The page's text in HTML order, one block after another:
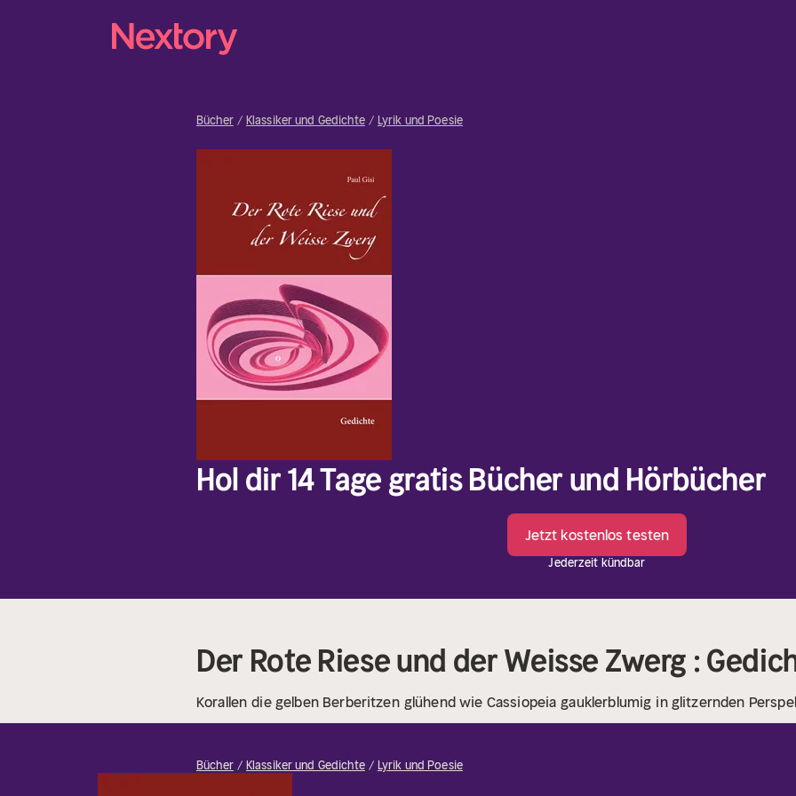
Bücher Klassiker und Gedichte Lyrik und Poesie
Hol dir 14 Tage gratis Bücher und Hörbücher
Jetzt kostenlos testen
Jederzeit kündbar
Der Rote Riese und der Weisse Zwerg :
Korallen die gelben Berberitzen glühend wie Cassiopeia gauklerblumig in glitzernden
Bücher Klassiker und Gedichte Lyrik und Poesie